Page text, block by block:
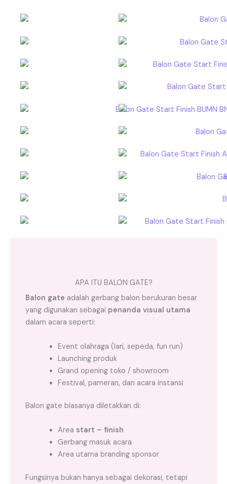
APA ITU BALON GATE?
Balon gate adalah gerbang balon berukuran besar
yang digunakan sebagai penanda visual utama
dalam acara seperti:
Event olahraga (lari, sepeda, fun run)
Launching produk
Grand opening toko / showroom
Festival, pameran, dan acara instansi
Balon gate biasanya diletakkan di:
Area start – finish
Gerbang masuk acara
Area utama branding sponsor
Fungsinya bukan hanya sebagai dekorasi, tetapi